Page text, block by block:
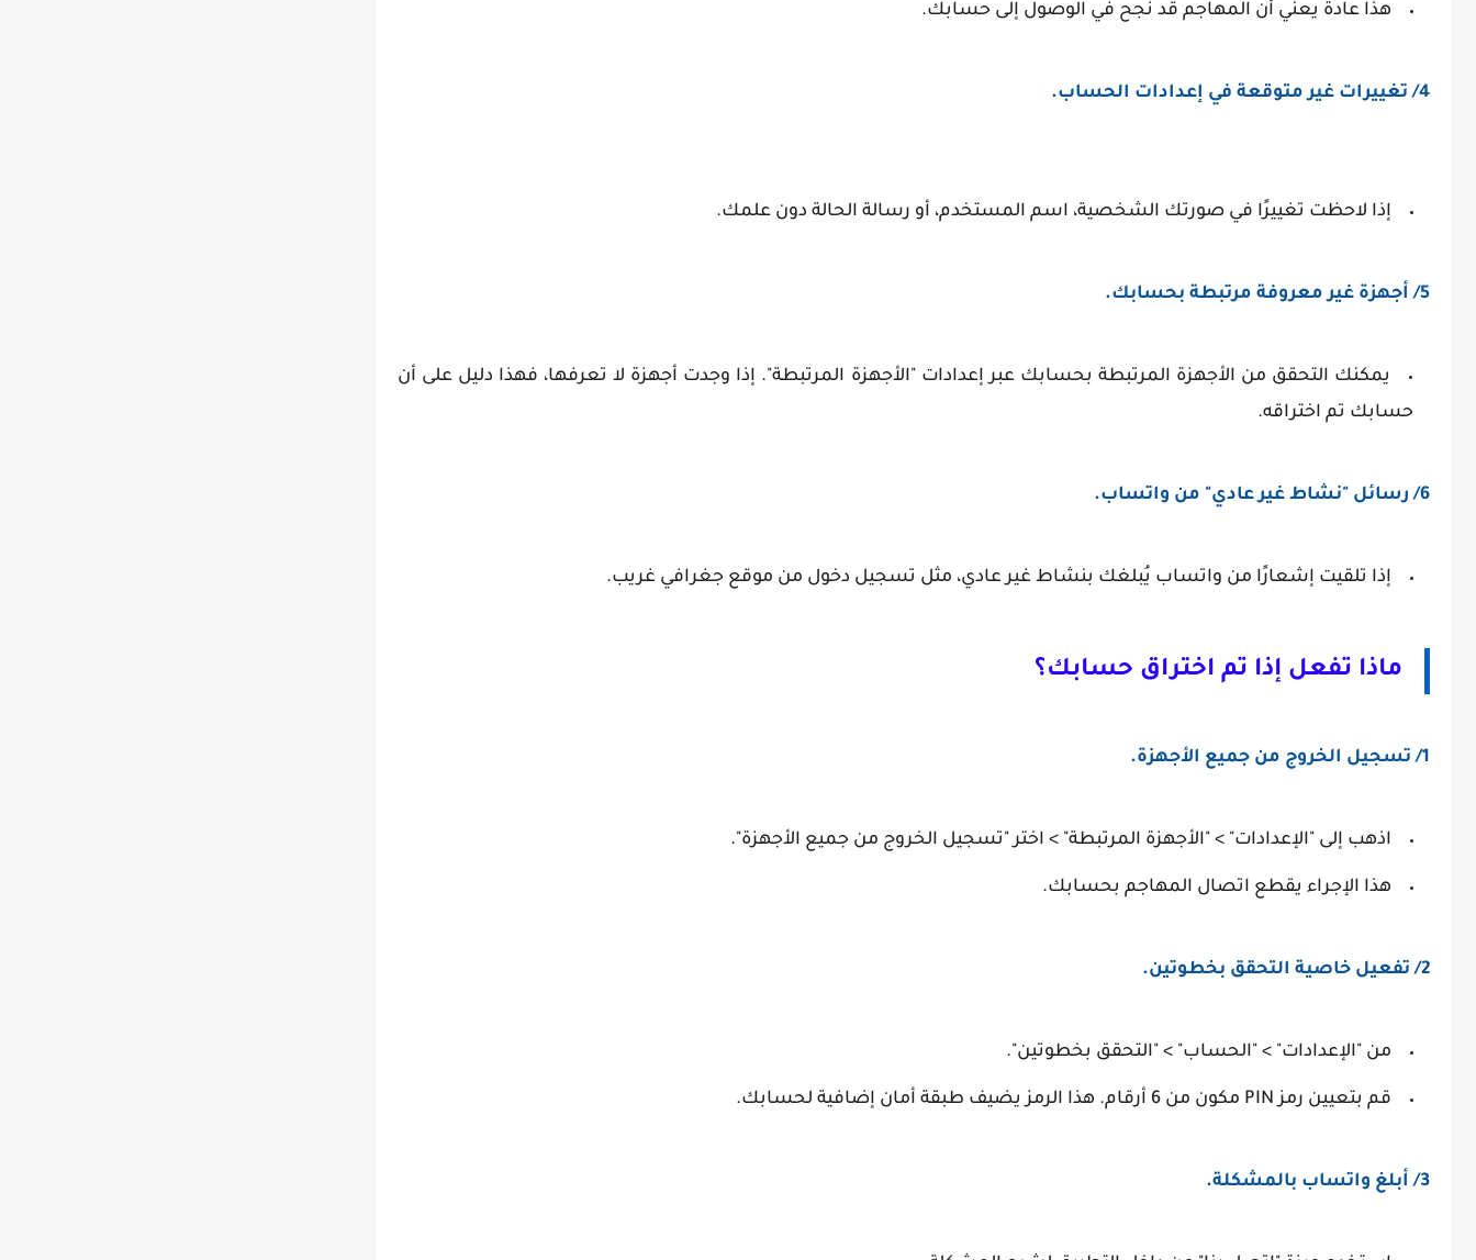
هذا عادةً يعني أن المهاجم قد نجح في الوصول إلى حسابك.
4/ تغييرات غير متوقعة في إعدادات الحساب.
إذا لاحظت تغييرًا في صورتك الشخصية، اسم المستخدم، أو رسالة الحالة دون علمك.
5/ أجهزة غير معروفة مرتبطة بحسابك.
يمكنك التحقق من الأجهزة المرتبطة بحسابك عبر إعدادات "الأجهزة المرتبطة". إذا وجدت أجهزة لا تعرفها، فهذا دليل على أن
حسابك تم اختراقه.
6/ رسائل "نشاط غير عادي" من واتساب.
إذا تلقيت إشعارًا من واتساب يُبلغك بنشاط غير عادي، مثل تسجيل دخول من موقع جغرافي غريب.
ماذا تفعل إذا تم اختراق حسابك؟
1/ تسجيل الخروج من جميع الأجهزة.
اذهب إلى "الإعدادات" > "الأجهزة المرتبطة" > اختر "تسجيل الخروج من جميع الأجهزة".
هذا الإجراء يقطع اتصال المهاجم بحسابك.
2/ تفعيل خاصية التحقق بخطوتين.
من "الإعدادات" > "الحساب" > "التحقق بخطوتين".
قم بتعيين رمز PIN مكون من 6 أرقام. هذا الرمز يضيف طبقة أمان إضافية لحسابك.
3/ أبلغ واتساب بالمشكلة.